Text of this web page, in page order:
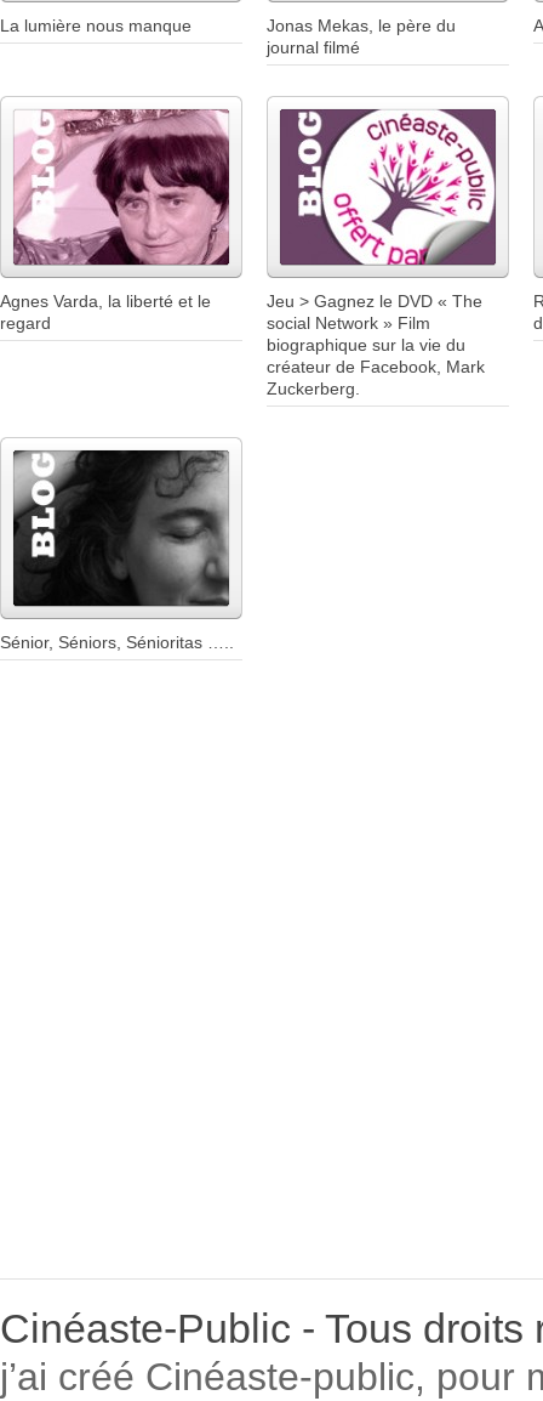
La lumière nous manque
Jonas Mekas, le père du
journal filmé
Agnes Varda, la liberté et le
regard
Jeu > Gagnez le DVD « The
social Network » Film
biographique sur la vie du
créateur de Facebook, Mark
Zuckerberg.
Sénior, Séniors, Sénioritas …..
Cinéaste-Public - Tous
j’ai créé Cinéaste-public,